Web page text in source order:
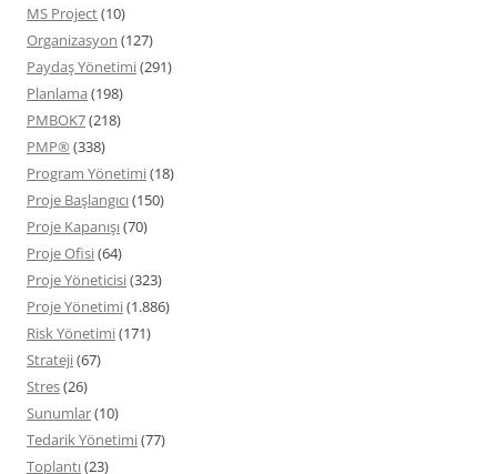
MS Project(10)
Organizasyon (127)
Paydaş Yönetimi(291)
Planlama (198)
PMBOK7(218)
PMP® (338)
Program Yönetimi(18)
Proje Başlangıcı(150)
Proje Kapanışı(70)
Proje Ofisi(64)
Proje Yöneticisi(323)
Proje Yönetimi(1.886)
Risk Yönetimi(171)
Strateji(67)
Stres(26)
Sunumlar(10)
Tedarik Yönetimi(77)
Toplantı(23)